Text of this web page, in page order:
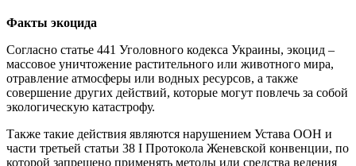
Факты экоцида
Согласно статье 441 Уголовного кодекса Украины, экоцид –
массовое уничтожение растительного или животного мира,
отравление атмосферы или водных ресурсов, а также
совершение других действий, которые могут повлечь за собой
экологическую катастрофу.
Также такие действия являются нарушением Устава ООН и
части третьей статьи 38 I Протокола Женевской конвенции, по
которой запрещено применять методы или средства ведения